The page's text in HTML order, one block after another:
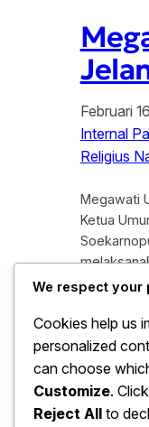
Februari
Internal
Religius
Megawati
Ketua
Suci
Presiden
menarik
lakukan di
nasional
transisi
We respect your
Cookies help us
personalized
can choose
Customize. Click
Reject All to